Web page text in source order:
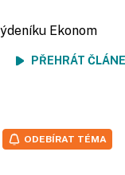
Ekonom
PŘEHRÁT
ODEBÍRAT TÉMA